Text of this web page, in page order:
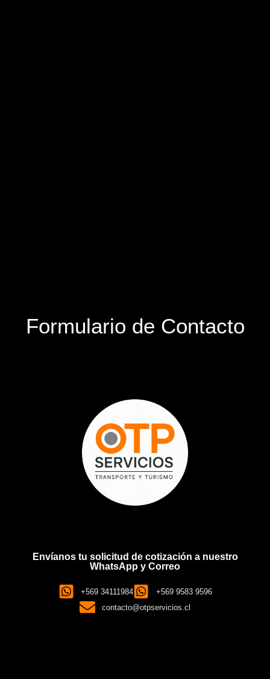
Formulario de Contacto
Envíanos tu solicitud de cotización a nuestro
WhatsApp y Correo
+569 34111984
+569 9583 9596
contacto@otpservicios.cl